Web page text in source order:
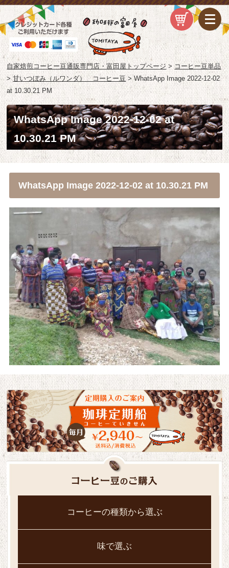
自家焙煎コーヒー豆通販専門店・富田屋トップページ>コーヒー豆単品
>甘いつぼみ（ルワンダ） コーヒー豆 >WhatsApp Image 2022-12-02
at 10.30.21 PM
WhatsApp Image 2022-12-02 at
10.30.21 PM
WhatsApp Image 2022-12-02 at 10.30.21 PM
コーヒーの種類から選ぶ
味で選ぶ